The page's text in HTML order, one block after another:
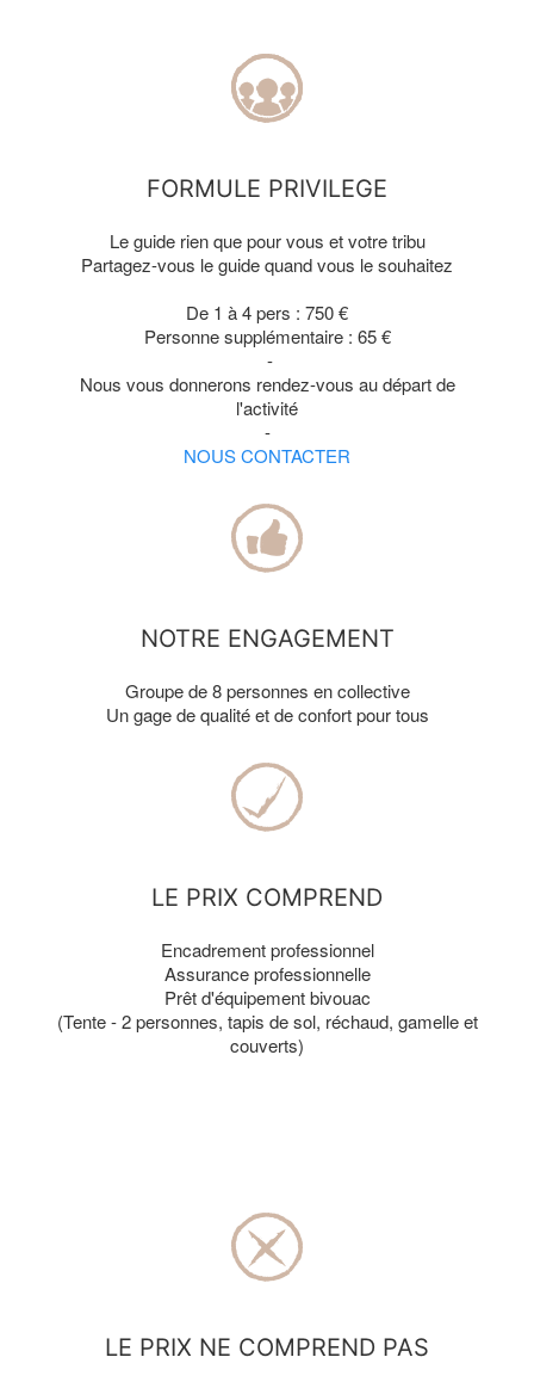
FORMULE PRIVILEGE
Le guide rien que pour vous et votre tribu
Partagez-vous le guide quand vous le souhaitez
De 1 à 4 pers : 750€
Personne supplémentaire : 65 €
-
Nous vous donnerons rendez-vous au départ de
l'activité
-
NOUS CONTACTER
NOTRE ENGAGEMENT
Groupe de 8 personnes en collective
Un gage de qualité et de confort pour tous
LE PRIX COMPREND
Encadrement professionnel
Assurance professionnelle
Prêt d'équipement bivouac
(Tente - 2 personnes, tapis de sol, réchaud, gamelle et
couverts)
LE PRIX NE COMPREND PAS